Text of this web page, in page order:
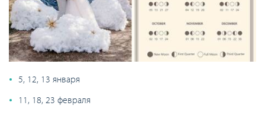
5, 12, 13 января
11, 18, 23 февраля